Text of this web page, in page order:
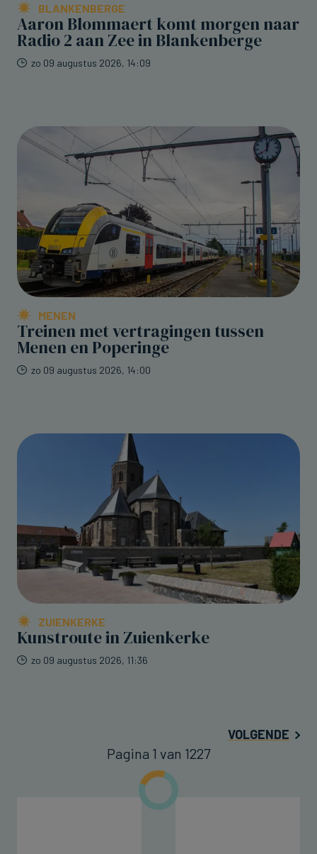
BLANKENBERGE
Aaron Blommaert komt morgen naar
Radio 2 aan Zee in Blankenberge
zo 09 augustus 2026, 14:09
MENEN
Treinen met vertragingen tussen
Menen en Poperinge
zo 09 augustus 2026, 14:00
ZUIENKERKE
Kunstroute in Zuienkerke
zo 09 augustus 2026, 11:36
VOLGENDE
Pagina 1 van 1227